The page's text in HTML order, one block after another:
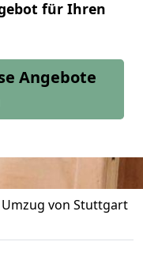
für Ihren
Angebote
Umzug von Stuttgart